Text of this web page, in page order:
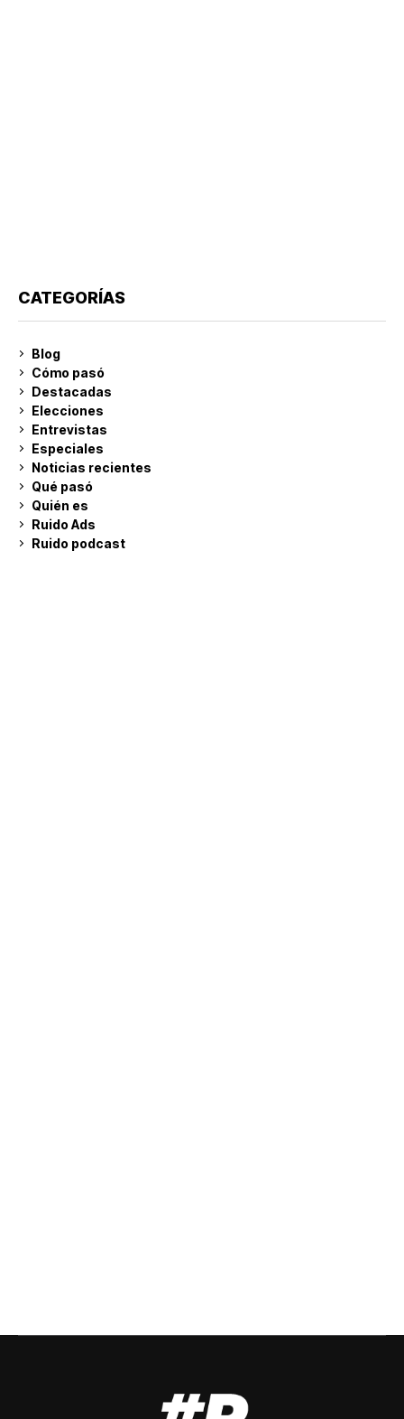
CATEGORÍAS
Blog
Cómo pasó
Destacadas
Elecciones
Entrevistas
Especiales
Noticias recientes
Qué pasó
Quién es
Ruido Ads
Ruido podcast